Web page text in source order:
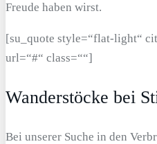
Freude haben wirst.
[su_quote style=“flat-light“
url=“#“ class=““]
Wanderstöcke bei
Bei unserer Suche in den